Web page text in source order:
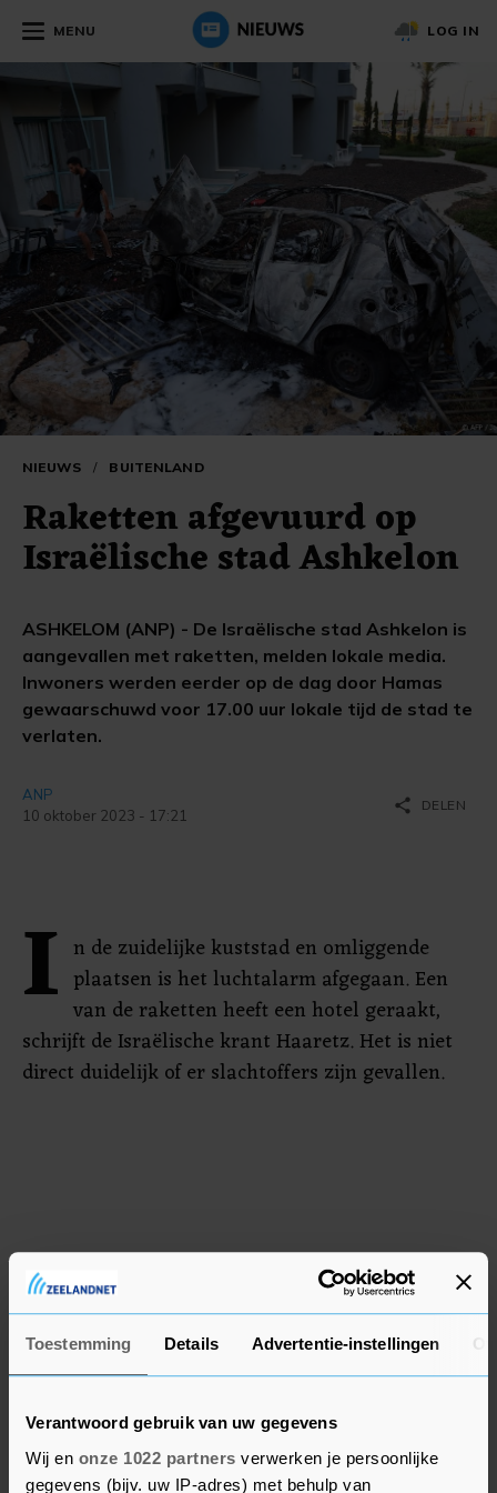
Toestemming Details Advertentie-instellingen
Verantwoord gebruik van uw gegevens
Wij en onze 1022 partners verwerken je persoonlijke
gegevens (bijv. uw IP-adres) met behulp van
MENU LOG IN
NIEUWS / BUITENLAND
Raketten afgevuurd op
Israëlische stad Ashkelon
ASHKELOM (ANP) - De Israëlische stad Ashkelon is
aangevallen met raketten, melden lokale media.
Inwoners werden eerder op de dag door Hamas
gewaarschuwd voor 17.00 uur lokale tijd de stad te
verlaten.
ANP
10 oktober 2023 - 17:21
share DELEN
I n de zuidelijke kuststad en omliggende
plaatsen is het luchtalarm afgegaan. Een
van de raketten heeft een hotel geraakt,
schrijft de Israëlische krant Haaretz. Het is niet
direct duidelijk of er slachtoffers zijn gevallen.